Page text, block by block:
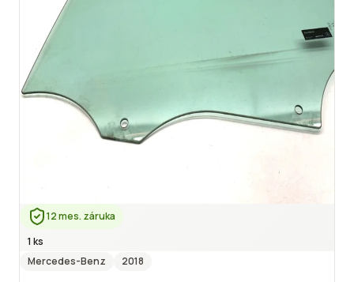
12 mes. záruka
1 ks
Mercedes-Benz
2018